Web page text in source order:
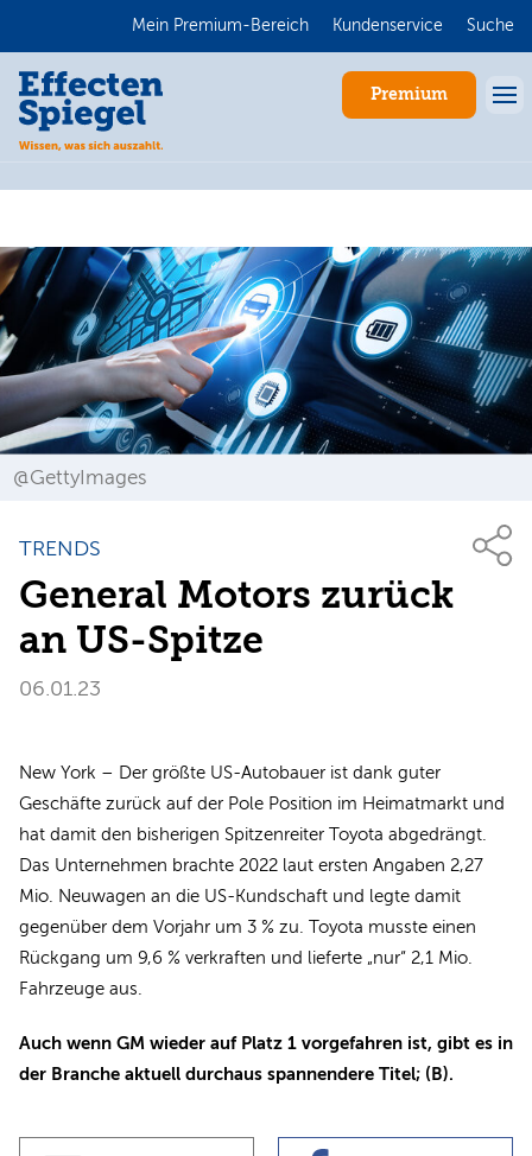
Mein Premium-Bereich Kundenservice Suche
Premium
@GettyImages
TRENDS
General Motors zurück
an US-Spitze
06.01.23
New York – Der größte US-Autobauer ist dank guter
Geschäfte zurück auf der Pole Position im Heimatmarkt und
hat damit den bisherigen Spitzenreiter Toyota abgedrängt.
Das Unternehmen brachte 2022 laut ersten Angaben 2,27
Mio. Neuwagen an die US-Kundschaft und legte damit
gegenüber dem Vorjahr um 3 % zu. Toyota musste einen
Rückgang um 9,6 % verkraften und lieferte „nur“ 2,1 Mio.
Fahrzeuge aus.
Auch wenn GM wieder auf Platz 1 vorgefahren ist, gibt es in
der Branche aktuell durchaus spannendere Titel; (B).
Anmelden